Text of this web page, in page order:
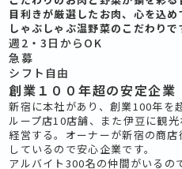
目利きが厳選したお肉、心を込め
しゃぶしゃぶ温野菜のこだわりで
週2・3日からOK
急募
シフト自由
創業１００年超の安定企業
新宿に本社があり、創業100年を
ループ店10店舗、また伊豆に観
経営する。オーナーが新宿の商
しているので安心企業です。
アルバイト300名の仲間がいるの